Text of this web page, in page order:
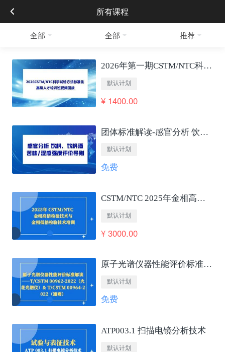
所有课程
全部 全部 推荐
2026年第一期CSTM/NTC科学试验方法标准化 高级人才培训班视频回放
默认计划
¥ 1400.00
团体标准解读-感官分析 饮料、饮料酒苦味/涩感强度评价导则
默认计划
免费
CSTM/NTC 2025年金相高低倍检验技术培训
默认计划
¥ 3000.00
原子光谱仪器性能评价标准解读——T/CSTM 00962-2022（火花光谱仪）&amp; T/CSTM 00964-2022（通则）
默认计划
免费
ATP003.1 扫描电镜分析技术
默认计划